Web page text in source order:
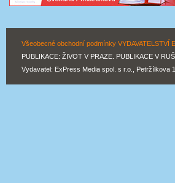
Všeobecné obchodní podmínky VYDAVATELSTVÍ
PUBLIKACE: ŽIVOT V PRAZE. PUBLIKACE V
Vydavatel: ExPress Media spol. s r.o., Petržílkova